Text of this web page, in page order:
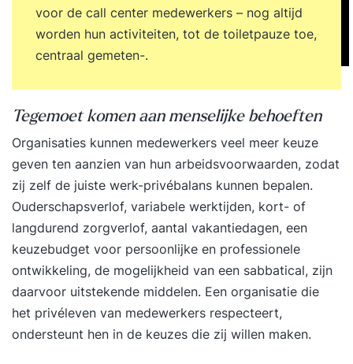
voor de call center medewerkers – nog altijd
worden hun activiteiten, tot de toiletpauze toe,
centraal gemeten-.
Tegemoet komen aan menselijke behoeften
Organisaties kunnen medewerkers veel meer keuze
geven ten aanzien van hun arbeidsvoorwaarden, zodat
zij zelf de juiste werk-privébalans kunnen bepalen.
Ouderschapsverlof, variabele werktijden, kort- of
langdurend zorgverlof, aantal vakantiedagen, een
keuzebudget voor persoonlijke en professionele
ontwikkeling, de mogelijkheid van een sabbatical, zijn
daarvoor uitstekende middelen. Een organisatie die
het privéleven van medewerkers respecteert,
ondersteunt hen in de keuzes die zij willen maken.